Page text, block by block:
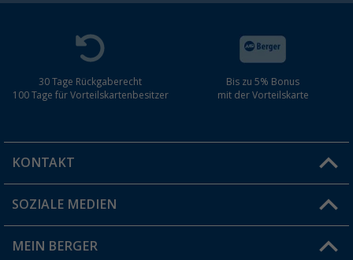
30 Tage Rückgaberecht
100 Tage für Vorteilskartenbesitzer
Bis zu 5% Bonus
mit der Vorteilskarte
KONTAKT
Du hast eine Frage?
Filiale finden
SOZIALE MEDIEN
MEIN BERGER